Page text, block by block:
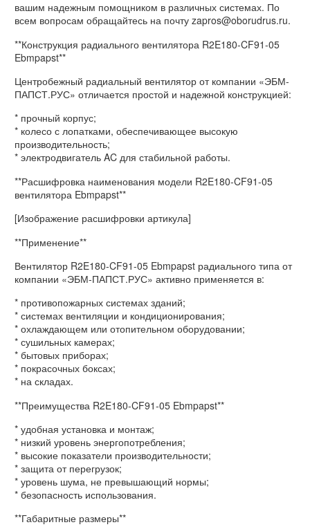
вашим надежным помощником в различных системах. По
всем вопросам обращайтесь на почту zapros@oborudrus.ru.
**Конструкция радиального вентилятора R2E180-CF91-05
Ebmpapst**
Центробежный радиальный вентилятор от компании «ЭБМ-
ПАПСТ.РУС» отличается простой и надежной конструкцией:
* прочный корпус;
* колесо с лопатками, обеспечивающее высокую
производительность;
* электродвигатель AC для стабильной работы.
**Расшифровка наименования модели R2E180-CF91-05
вентилятора Ebmpapst**
[Изображение расшифровки артикула]
**Применение**
Вентилятор R2E180-CF91-05 Ebmpapst радиального типа от
компании «ЭБМ-ПАПСТ.РУС» активно применяется в:
* противопожарных системах зданий;
* системах вентиляции и кондиционирования;
* охлаждающем или отопительном оборудовании;
* сушильных камерах;
* бытовых приборах;
* покрасочных боксах;
* на складах.
**Преимущества R2E180-CF91-05 Ebmpapst**
* удобная установка и монтаж;
* низкий уровень энергопотребления;
* высокие показатели производительности;
* защита от перегрузок;
* уровень шума, не превышающий нормы;
* безопасность использования.
**Габаритные размеры**